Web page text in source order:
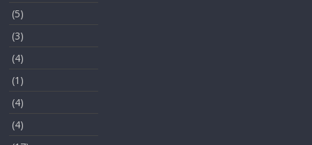
(5)
(3)
(4)
(1)
(4)
(4)